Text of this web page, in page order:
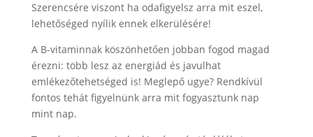
Szerencsére viszont ha odafigyelsz arra mit eszel,
lehetőséged nyílik ennek elkerülésére!
A B-vitaminnak köszönhetően jobban fogod magad
érezni: több lesz az energiád és javulhat
emlékezőtehetséged is! Meglepő ugye? Rendkívül
fontos tehát figyelnünk arra mit fogyasztunk nap
mint nap.